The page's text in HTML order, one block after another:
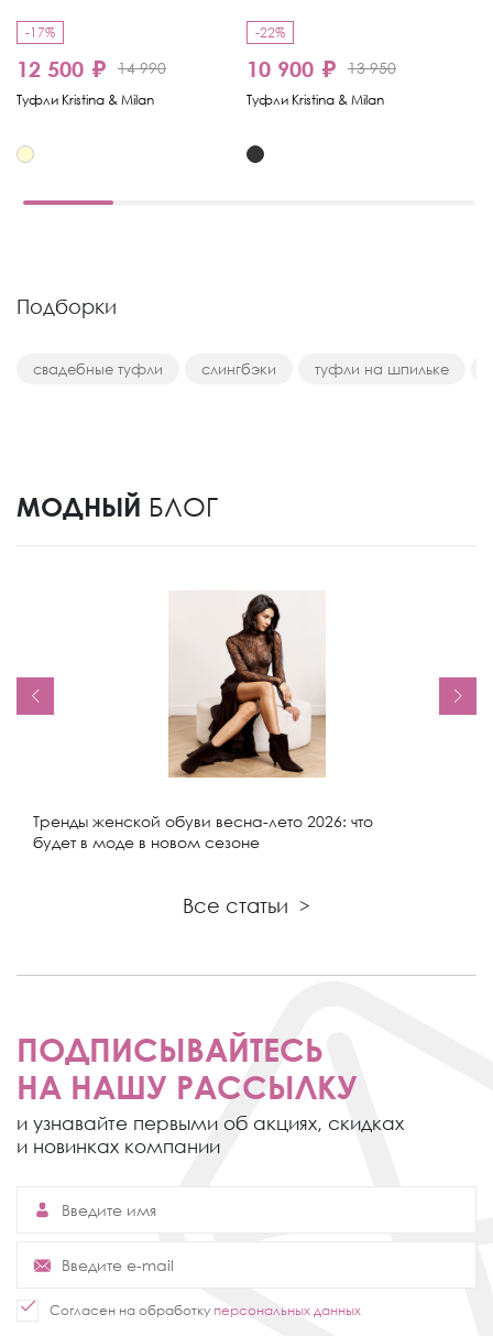
-17%
12 500 ₽ 14 990
Туфли Kristina & Milan
-22%
10 900 ₽ 13 950
Туфли Kristina & Milan
Подборки
свадебные туфли слингбэки туфли на шпильке
МОДНЫЙ БЛОГ
Тренды женской обуви весна-лето 2026: что
будет в моде в новом сезоне
Все статьи >
ПОДПИСЫВАЙТЕСЬ
НА НАШУ РАССЫЛКУ
и узнавайте первыми об акциях, скидках
и новинках компании
Согласен на обработку персональных данных